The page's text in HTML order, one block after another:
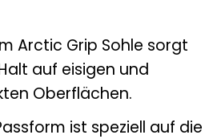
Arctic Grip Sohle sorgt
auf eisigen und
Oberflächen.
ist speziell auf die